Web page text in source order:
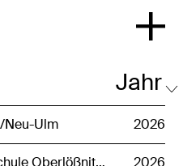
Jahr
Neu-Ulm 2026
RAD — Hort für die Grundschule Oberlößnitz, Radebeul 2026